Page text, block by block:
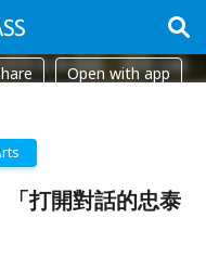
Open with app
「打開對話的忠泰